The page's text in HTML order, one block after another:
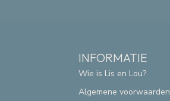
INFORMATIE
Wie is Lis en Lou?
Algemene voorwaarden